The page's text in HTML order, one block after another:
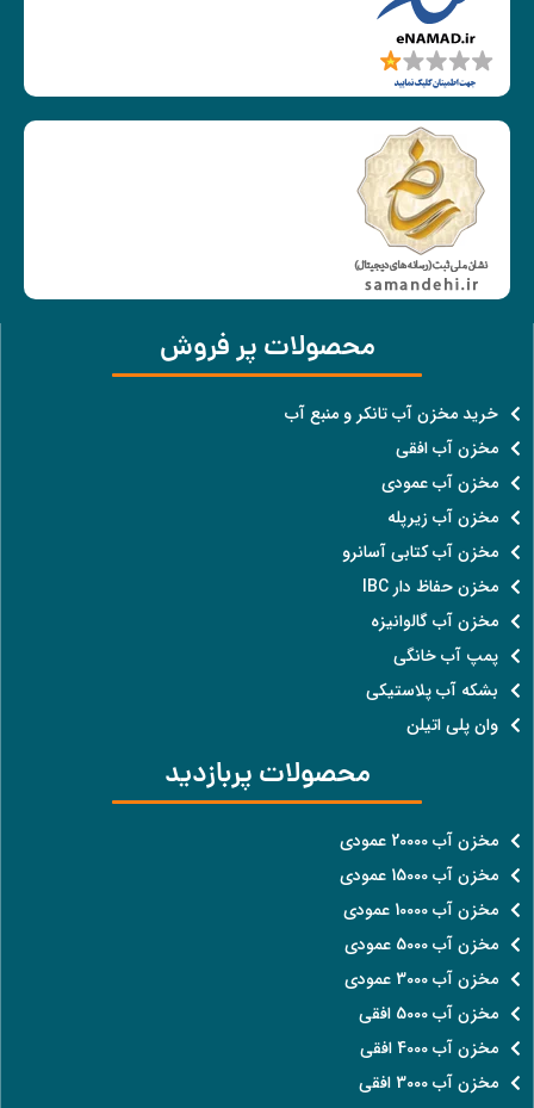
محصولات پر فروش
خرید مخزن آب تانکر و منبع آب
مخزن آب افقی
مخزن آب عمودی
مخزن آب زیرپله
مخزن آب کتابی آسانرو
مخزن حفاظ دار IBC
مخزن آب گالوانیزه
پمپ آب خانگی
بشکه آب پلاستیکی
وان پلی اتیلن
محصولات پربازدید
مخزن آب 20000 عمودی
مخزن آب 15000 عمودی
مخزن آب 10000 عمودی
مخزن آب 5000 عمودی
مخزن آب 3000 عمودی
مخزن آب 5000 افقی
مخزن آب 4000 افقی
مخزن آب 3000 افقی